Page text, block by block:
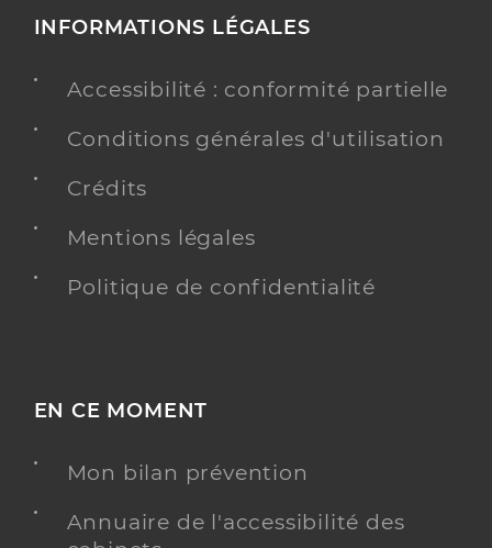
INFORMATIONS LÉGALES
Accessibilité : conformité partielle
Conditions générales d'utilisation
Crédits
Mentions légales
Politique de confidentialité
EN CE MOMENT
Mon bilan prévention
Annuaire de l'accessibilité des